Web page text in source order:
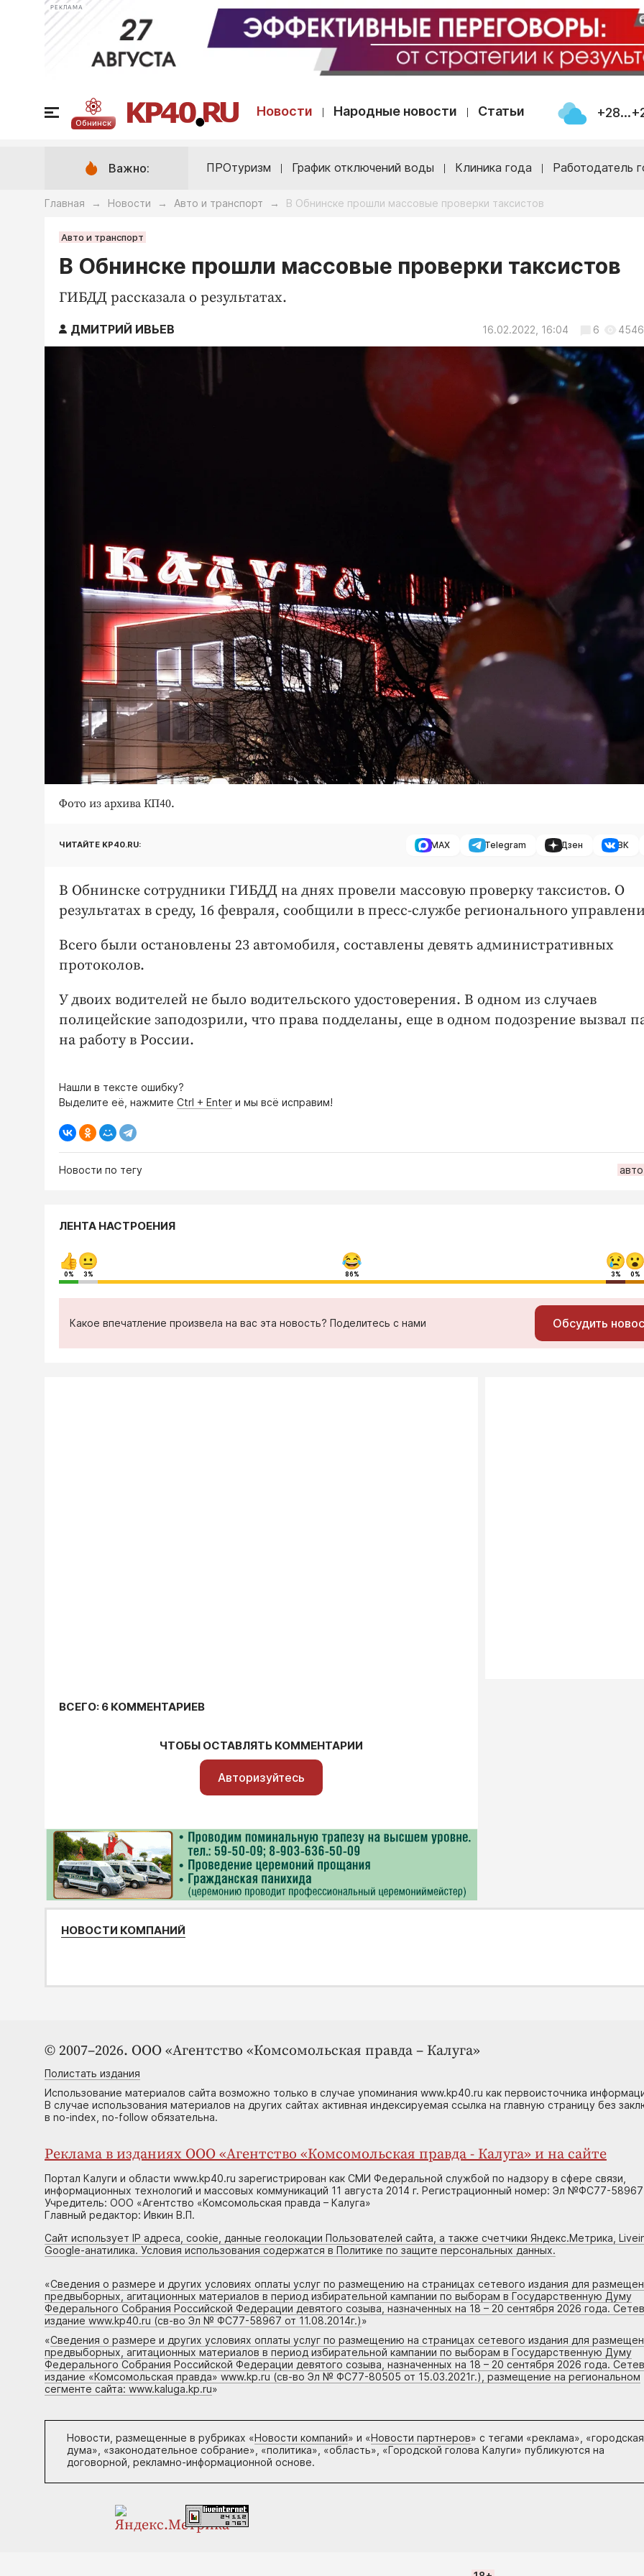
РЕКЛАМА
Обнинск
Новости Народные новости Статьи
Важно: ПРОтуризм График отключений воды Клиника года Работодатель
Главная → Новости → Авто и транспорт → В Обнинске прошли массовые проверки таксистов
Авто и транспорт
В Обнинске прошли массовые проверки таксистов
ГИБДД рассказала о результатах.
ДМИТРИЙ ИВЬЕВ 16.02.2022, 16:04 6 4546
Фото из архива КП40.
ЧИТАЙТЕ KP40.RU: MAX Telegram Дзен ВК
В Обнинске сотрудники ГИБДД на днях провели массовую проверку таксистов. О
результатах в среду, 16 февраля, сообщили в пресс-службе регионального
Всего были остановлены 23 автомобиля, составлены девять административных
протоколов.
У двоих водителей не было водительского удостоверения. В одном из случаев
полицейские заподозрили, что права подделаны, еще в одном подозрение вызвал
на работу в России.
Нашли в тексте ошибку?
Выделите её, нажмите Ctrl + Enter и мы всё исправим!
Новости по тегу авто
ЛЕНТА НАСТРОЕНИЯ
0% 3% 86% 3% 0%
Какое впечатление произвела на вас эта новость? Поделитесь с нами Обсудить
ВСЕГО: 6 КОММЕНТАРИЕВ
ЧТОБЫ ОСТАВЛЯТЬ КОММЕНТАРИИ
Авторизуйтесь
НОВОСТИ КОМПАНИЙ
© 2007–2026. ООО «Агентство «Комсомольская правда – Калуга»
Полистать издания
Использование материалов сайта возможно только в случае упоминания www.kp40.ru как первоисточника
В случае использования материалов на других сайтах активная индексируемая ссылка на главную страницу без
в no-index, no-follow обязательна.
Реклама в изданиях ООО «Агентство «Комсомольская правда - Калуга» и на сайте
Портал Калуги и области www.kp40.ru зарегистрирован как СМИ Федеральной службой по надзору в сфере связи,
информационных технологий и массовых коммуникаций 11 августа 2014 г. Регистрационный номер: Эл №ФС77-58967
Учредитель: ООО «Агентство «Комсомольская правда – Калуга»
Главный редактор: Ивкин В.П.
Сайт использует IP адреса, cookie, данные геолокации Пользователей сайта, а также счетчики Яндекс.Метрика,
Google-анатилика. Условия использования содержатся в Политике по защите персональных данных.
«Сведения о размере и других условиях оплаты услуг по размещению на страницах сетевого издания для
предвыборных, агитационных материалов в период избирательной кампании по выборам в Государственную Думу
Федерального Собрания Российской Федерации девятого созыва, назначенных на 18 – 20 сентября 2026 года.
издание www.kp40.ru (св-во Эл № ФС77-58967 от 11.08.2014г.)»
«Сведения о размере и других условиях оплаты услуг по размещению на страницах сетевого издания для
предвыборных, агитационных материалов в период избирательной кампании по выборам в Государственную Думу
Федерального Собрания Российской Федерации девятого созыва, назначенных на 18 – 20 сентября 2026 года.
издание «Комсомольская правда» www.kp.ru (св-во Эл № ФС77-80505 от 15.03.2021г.), размещение на региональном
сегменте сайта: www.kaluga.kp.ru»
Новости, размещенные в рубриках «Новости компаний» и «Новости партнеров» с тегами «реклама», «городская
дума», «законодательное собрание», «политика», «область», «Городской голова Калуги» публикуются на
договорной, рекламно-информационной основе.